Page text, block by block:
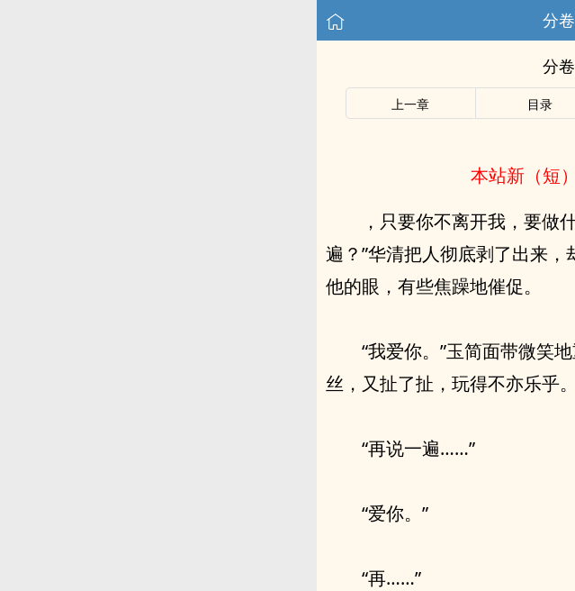
分
分
上一章 目录
本站新（短
，只要你不离开我，要做
遍？”华清把人彻底剥了出来
他的眼，有些焦躁地催促。
“我爱你。”玉简面带微笑
丝，又扯了扯，玩得不亦乐乎。
“再说一遍……”
“爱你。”
“再……”